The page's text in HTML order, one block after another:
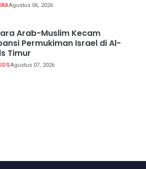
Agustus 06, 2026
Arab-Muslim Kecam
Permukiman Israel di Al-
Timur
Agustus 07, 2026